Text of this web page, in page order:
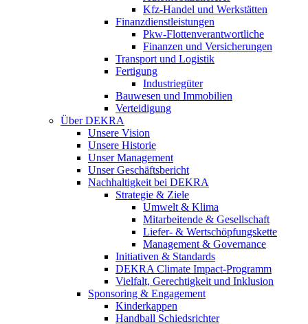
Kfz-Handel und Werkstätten
Finanzdienstleistungen
Pkw‑Flottenverantwortliche
Finanzen und Versicherungen
Transport und Logistik
Fertigung
Industriegüter
Bauwesen und Immobilien
Verteidigung
Über DEKRA
Unsere Vision
Unsere Historie
Unser Management
Unser Geschäftsbericht
Nachhaltigkeit bei DEKRA
Strategie & Ziele
Umwelt & Klima
Mitarbeitende & Gesellschaft
Liefer- & Wertschöpfungskette
Management & Governance
Initiativen & Standards
DEKRA Climate Impact-Programm
Vielfalt, Gerechtigkeit und Inklusion​
Sponsoring & Engagement
Kinderkappen
Handball Schiedsrichter